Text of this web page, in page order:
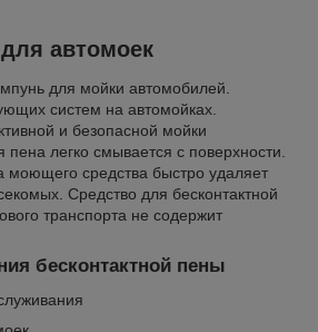
автомоек
для мойки автомобилей.
систем на автомойках.
и безопасной мойки
пена легко смывается с поверхности.
средства быстро удаляет
Средство для бесконтактной
транспорта не содержит
бесконтактной пены